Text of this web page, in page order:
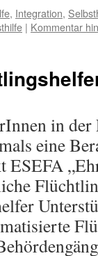
, Integration,
| Kommentar
in
eine
ESEFA